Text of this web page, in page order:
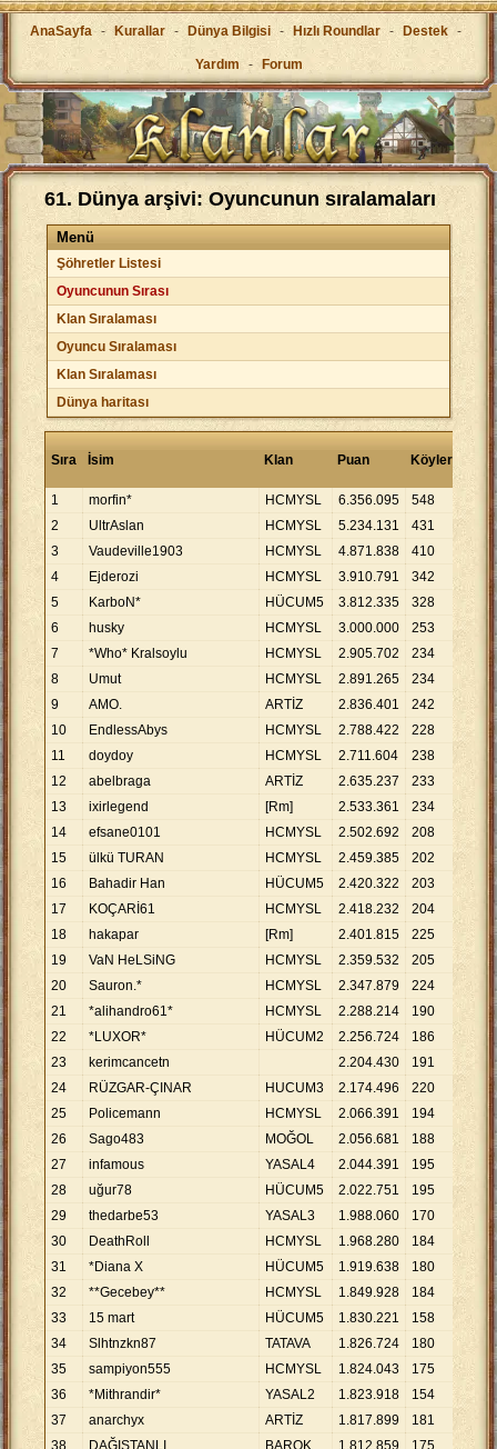
AnaSayfa - Kurallar - Dünya Bilgisi - Hızlı Roundlar - Destek -
Yardım - Forum
61. Dünya arşivi: Oyuncunun sıralamaları
Menü
Şöhretler Listesi
Oyuncunun Sırası
Klan Sıralaması
Oyuncu Sıralaması
Klan Sıralaması
Dünya haritası
Sıra İsim Klan Puan Köyler
Köy
puan
1
morfin* HCMYSL 6.356.095 548
2
UltrAslan HCMYSL 5.234.131 431
3
Vaudeville1903 HCMYSL 4.871.838 410 11
4
Ejderozi HCMYSL 3.910.791 342
5
KarboN* HÜCUM5 3.812.335 328 11
6
husky HCMYSL 3.000.000 253
7
*Who* Kralsoylu HCMYSL 2.905.702 234 12
8
Umut HCMYSL 2.891.265 234
9
AMO. ARTİZ 2.836.401 242 11
10
EndlessAbys HCMYSL 2.788.422 228 12
11
doydoy HCMYSL 2.711.604 238
12
abelbraga ARTİZ 2.635.237 233 11
13
ixirlegend [Rm] 2.533.361 234
14
efsane0101 HCMYSL 2.502.692 208
15
ülkü TURAN HCMYSL 2.459.385 202
16
Bahadir Han HÜCUM5 2.420.322 203 11
17
KOÇARİ61 HCMYSL 2.418.232 204
18
hakapar [Rm] 2.401.815 225
19
VaN HeLSiNG HCMYSL 2.359.532 205
20
Sauron.* HCMYSL 2.347.879 224 10
21
*alihandro61* HCMYSL 2.288.214 190
22
*LUXOR* HÜCUM2 2.256.724 186 12
23
kerimcancetn 2.204.430 191 11
24
RÜZGAR-ÇINAR HUCUM3 2.174.496 220
25
Policemann HCMYSL 2.066.391 194 10
26
Sago483 MOĞOL 2.056.681 188
27
infamous YASAL4 2.044.391 195
28
uğur78 HÜCUM5 2.022.751 195
29
thedarbe53 YASAL3 1.988.060 170
30
DeathRoll HCMYSL 1.968.280 184
31
*Diana X HÜCUM5 1.919.638 180
32
**Gecebey** HCMYSL 1.849.928 184
33
15 mart HÜCUM5 1.830.221 158 11
34
Slhtnzkn87 TATAVA 1.826.724 180
35
sampiyon555 HCMYSL 1.824.043 175 10
36
*Mithrandir* YASAL2 1.823.918 154 11
37
anarchyx ARTİZ 1.817.899 181